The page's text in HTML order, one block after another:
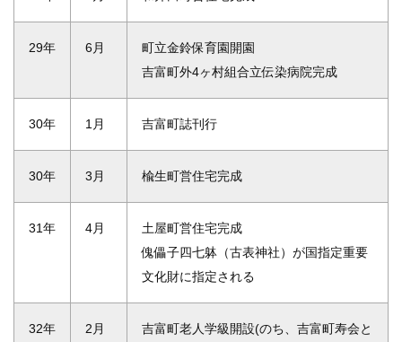
29年 6月
町立金鈴保育園開園
吉富町外4ヶ村組合立伝染病院完成
30年 1月 吉富町誌刊行
30年 3月 楡生町営住宅完成
31年 4月
土屋町営住宅完成
傀儡子四七躰（古表神社）が国指定重要
文化財に指定される
32年 2月
吉富町老人学級開設(のち、吉富町寿会と